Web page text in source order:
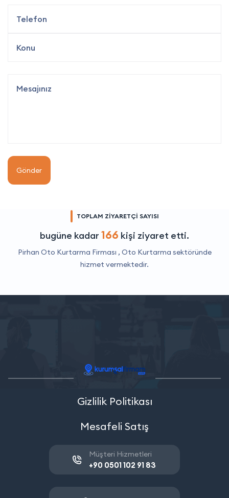
Gönder
TOPLAM ZİYARETÇİ SAYISI
bugüne kadar 166 kişi ziyaret etti.
Pirhan Oto Kurtarma Firması , Oto Kurtarma sektöründe
hizmet vermektedir.
Gizlilik Politikası
Mesafeli Satış
Müşteri Hizmetleri
+90 0501 102 91 83